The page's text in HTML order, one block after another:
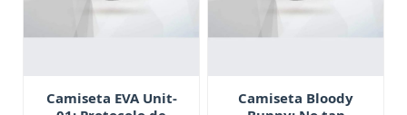
Camiseta EVA Unit-
Camiseta Bloody